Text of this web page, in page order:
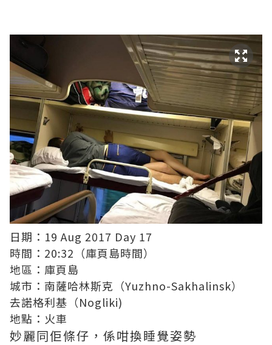
日期：19 Aug 2017 Day 17
時間：20:32（庫頁島時間）
地區：庫頁島
城市：南薩哈林斯克（Yuzhno-Sakhalinsk）
去諾格利基（Nogliki)
地點：火車
妙麗同佢條仔，係咁換睡覺姿勢